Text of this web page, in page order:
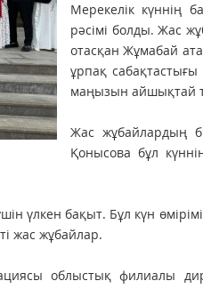
Мерекелік күннің
рәсімі болды. Жас
отасқан Жұмабай
ұрпақ
маңызын айшықтай
Жас жұбайлардың
Қонысова бұл
үлкен бақыт. Бұл күн
жас жұбайлар.
облыстық филиалы